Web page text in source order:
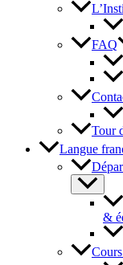
FAQ
Tour
Langue
&